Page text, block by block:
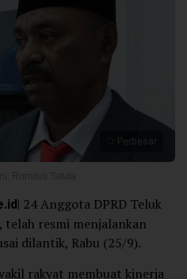
Perbesar
| 24 Anggota DPRD Teluk
resmi menjalankan
dilantik, Rabu (25/9).
rakyat membuat kinerja